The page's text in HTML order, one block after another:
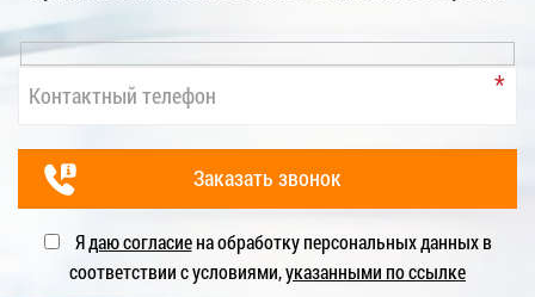
Ядаю согласиена обработку персональных данных в
соответствии с условиями,указанными по ссылке